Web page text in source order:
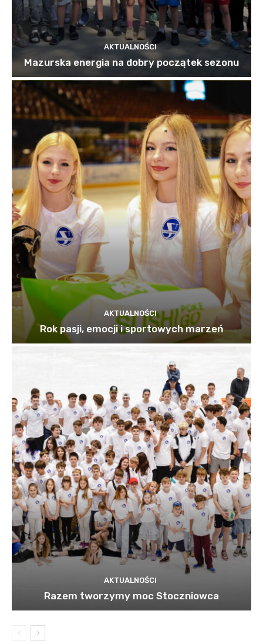
AKTUALNOŚCI
Mazurska energia na dobry początek sezonu
AKTUALNOŚCI
Rok pasji, emocji i sportowych marzeń
AKTUALNOŚCI
Razem tworzymy moc Stoczniowca